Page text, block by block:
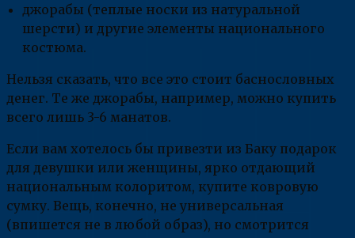
джорабы (теплые носки из натуральной
шерсти) и другие элементы национального
костюма.
Нельзя сказать, что все это стоит баснословных
денег. Те же джорабы, например, можно купить
всего лишь 3-6 манатов.
Если вам хотелось бы привезти из Баку подарок
для девушки или женщины, ярко отдающий
национальным колоритом, купите ковровую
сумку. Вещь, конечно, не универсальная
(впишется не в любой образ), но смотрится